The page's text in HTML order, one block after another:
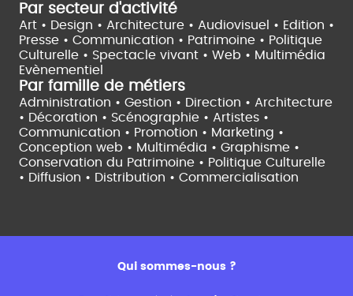
Par secteur d'activité
Art • Design • Architecture • Audiovisuel • Edition •
Presse • Communication • Patrimoine • Politique
Culturelle • Spectacle vivant • Web • Multimédia
Evènementiel
Par famille de métiers
Administration • Gestion • Direction • Architecture
• Décoration • Scénographie • Artistes •
Communication • Promotion • Marketing •
Conception web • Multimédia • Graphisme •
Conservation du Patrimoine • Politique Culturelle
• Diffusion • Distribution • Commercialisation
Qui sommes-nous ?